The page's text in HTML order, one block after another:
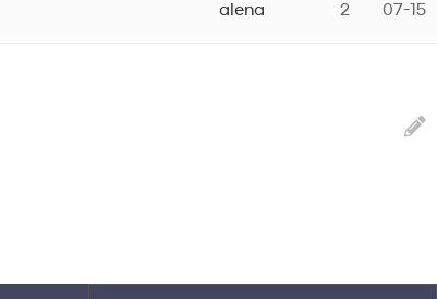
alena 2 07-15